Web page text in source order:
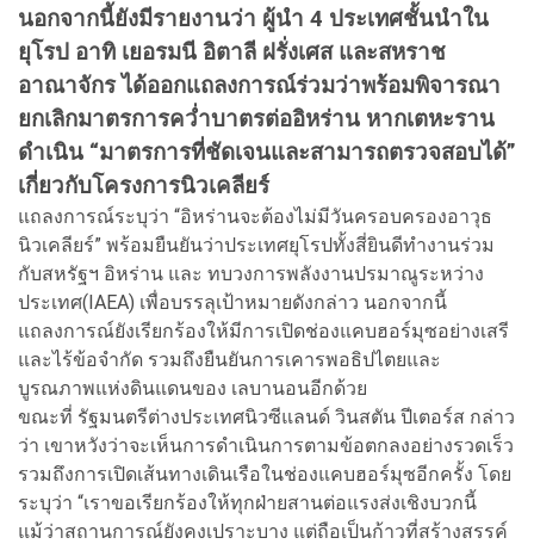
นอกจากนี้ยังมีรายงานว่า ผู้นำ 4 ประเทศชั้นนำใน
ยุโรป อาทิ เยอรมนี อิตาลี ฝรั่งเศส และสหราช
อาณาจักร ได้ออกแถลงการณ์ร่วมว่าพร้อมพิจารณา
ยกเลิกมาตรการคว่ำบาตรต่ออิหร่าน หากเตหะราน
ดำเนิน “มาตรการที่ชัดเจนและสามารถตรวจสอบได้”
เกี่ยวกับโครงการนิวเคลียร์
แถลงการณ์ระบุว่า “อิหร่านจะต้องไม่มีวันครอบครองอาวุธ
นิวเคลียร์” พร้อมยืนยันว่าประเทศยุโรปทั้งสี่ยินดีทำงานร่วม
กับสหรัฐฯ อิหร่าน และ ทบวงการพลังงานปรมาณูระหว่าง
ประเทศ(IAEA) เพื่อบรรลุเป้าหมายดังกล่าว นอกจากนี้
แถลงการณ์ยังเรียกร้องให้มีการเปิดช่องแคบฮอร์มุซอย่างเสรี
และไร้ข้อจำกัด รวมถึงยืนยันการเคารพอธิปไตยและ
บูรณภาพแห่งดินแดนของ เลบานอนอีกด้วย
ขณะที่ รัฐมนตรีต่างประเทศนิวซีแลนด์ วินสตัน ปีเตอร์ส กล่าว
ว่า เขาหวังว่าจะเห็นการดำเนินการตามข้อตกลงอย่างรวดเร็ว
รวมถึงการเปิดเส้นทางเดินเรือในช่องแคบฮอร์มุซอีกครั้ง โดย
ระบุว่า “เราขอเรียกร้องให้ทุกฝ่ายสานต่อแรงส่งเชิงบวกนี้
แม้ว่าสถานการณ์ยังคงเปราะบาง แต่ถือเป็นก้าวที่สร้างสรรค์